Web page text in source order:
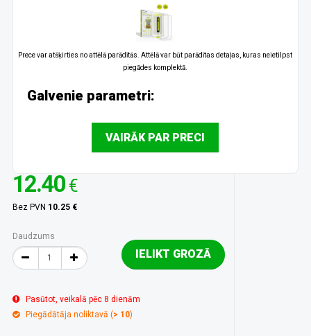
Prece var atšķirties no attēlā parādītās. Attēlā var būt parādītas detaļas, kuras neietilpst
piegādes komplektā.
Galvenie parametri:
VAIRĀK PAR PRECI
12.40 €
Bez PVN 10.25 €
Daudzums
IELIKT GROZĀ
Pasūtot, veikalā pēc 8 dienām
Piegādātāja noliktavā (> 10)